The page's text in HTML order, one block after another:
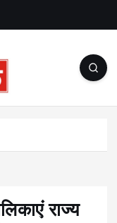
राज्य